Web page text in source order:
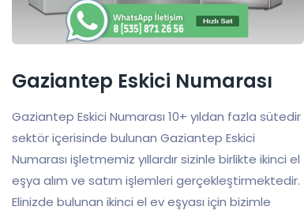
Gaziantep Eskici Numarası
Gaziantep Eskici Numarası 10+ yıldan fazla sütedir
sektör içerisinde bulunan Gaziantep Eskici
Numarası işletmemiz yıllardır sizinle birlikte ikinci el
eşya alım ve satım işlemleri gerçekleştirmektedir.
Elinizde bulunan ikinci el ev eşyası için bizimle